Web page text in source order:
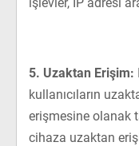
5. Uzaktan Erişim:
kullanıcıların
erişmesine olanak
cihaza uzaktan